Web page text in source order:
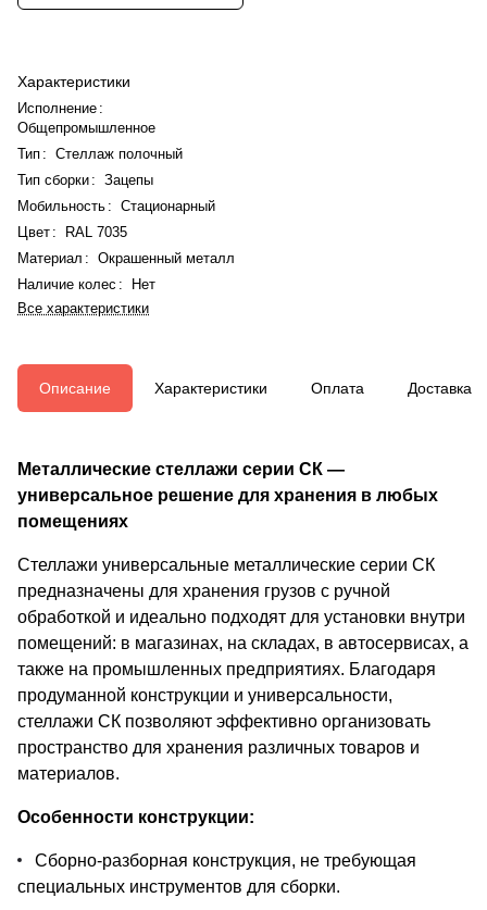
Характеристики
Исполнение :
Общепромышленное
Тип : Стеллаж полочный
Тип сборки: Зацепы
Мобильность : Стационарный
Цвет :
RAL 7035
Материал : Окрашенный металл
Наличие колес :
Нет
Все характеристики
Описание Характеристики Оплата Доставка
Металлические стеллажи серии СК —
универсальное решение для хранения в любых
помещениях
Стеллажи универсальные металлические серии СК
предназначены для хранения грузов с ручной
обработкой и идеально подходят для установки внутри
помещений: в магазинах, на складах, в автосервисах, а
также на промышленных предприятиях. Благодаря
продуманной конструкции и универсальности,
стеллажи СК позволяют эффективно организовать
пространство для хранения различных товаров и
материалов.
Особенности конструкции:
Сборно-разборная конструкция, не требующая
специальных инструментов для сборки.